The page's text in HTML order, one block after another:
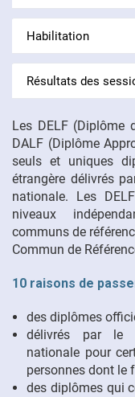
Habilitation
Résultats des
Les DELF (Diplôme
DALF (Diplôme
seuls et uniques
étrangère délivrés
nationale. Les
niveaux
communs de
Commun de
10 raisons de
des diplômes
délivrés par le
nationale pour
personnes dont le
des diplômes qui